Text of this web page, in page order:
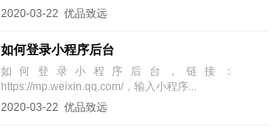
2020-03-22 优品致远
如何登录小程序后台
如何登录小程序后台，链接：
https://mp.weixin.qq.com/，输入小程序...
2020-03-22 优品致远